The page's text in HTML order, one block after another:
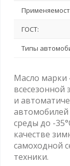
ГОСТ:
Типы
Масло марки
всесезонной
и
среды до -
качестве
самоходной
техники.